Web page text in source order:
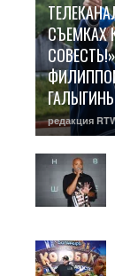
СЪЕМКАХ
редакция